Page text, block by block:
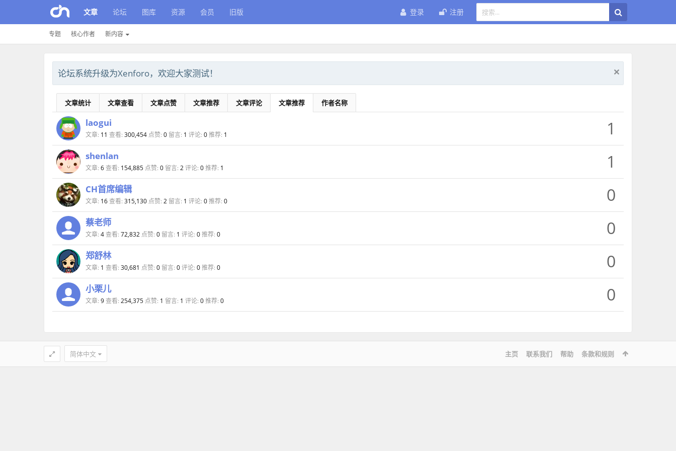
文章
专题 核心作者 新内容
论坛 图库 资源 会员 旧版 登录 注册
论坛系统升级为Xenforo，欢迎大家测试！
文章统计 文章查看 文章点赞 文章推荐 文章评论 文章推荐 作者名称
1
laogui
文章: 11 查看: 300,454 点赞: 0 留言: 1 评论: 0推荐: 1
1
shenlan
文章: 6查看: 154,885 点赞: 0 留言: 2评论: 0推荐: 1
0
CH首席编辑
文章: 16查看: 315,130 点赞: 2 留言: 1 评论: 0推荐: 0
0
蔡老师
文章: 4查看: 72,832 点赞: 0 留言: 1 评论: 0推荐: 0
0
郑舒林
文章: 1 查看: 30,681 点赞: 0 留言: 0评论: 0推荐: 0
0
小栗儿
文章: 9查看: 254,375 点赞: 1 留言: 1 评论: 0推荐: 0
简体中文 主页 联系我们 帮助 条款和规则